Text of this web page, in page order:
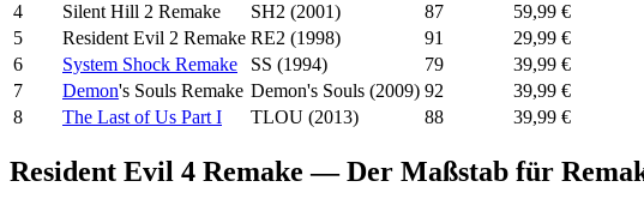
4
Silent Hill 2 Remake SH2 (2001) 87
59,99 €
5
Resident Evil 2 Remake RE2 (1998) 91
29,99 €
6
System Shock Remake SS (1994) 79
39,99 €
7
Demon's Souls Remake Demon's Souls (2009) 92
39,99 €
8
The Last of Us Part I TLOU (2013) 88 39,99 €
Resident Evil 4 Remake — Der Maßstab für